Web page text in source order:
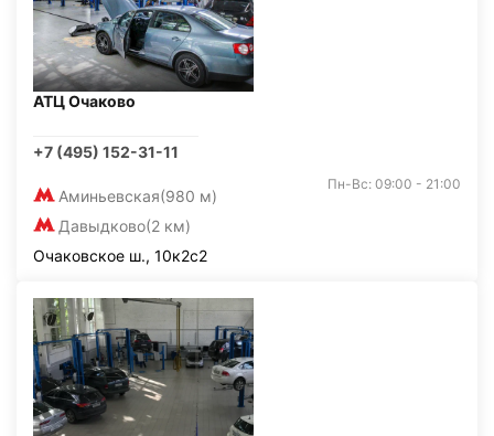
АТЦ Очаково
+7 (495) 152-31-11
Аминьевская(980 м)
Давыдково(2 км)
Пн-Вс: 09:00 - 21:00
Очаковское ш., 10к2с2